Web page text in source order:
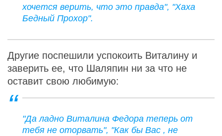
хочется верить, что это правда", "Хаха
Бедный Прохор".
Другие поспешили успокоить Виталину и
заверить ее, что Шаляпин ни за что не
оставит свою любимую:
"Да ладно Виталина Федора теперь от
тебя не оторвать", "Как бы Вас , не